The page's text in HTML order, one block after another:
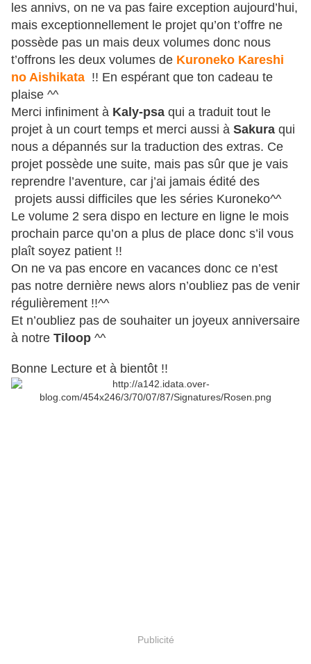
les annivs, on ne va pas faire exception aujourd’hui,
mais exceptionnellement le projet qu’on t’offre ne
possède pas un mais deux volumes donc nous
t’offrons les deux volumes de Kuroneko Kareshi
no Aishikata !! En espérant que ton cadeau te
plaise ^^
Merci infiniment à Kaly-psa qui a traduit tout le
projet à un court temps et merci aussi à Sakura qui
nous a dépannés sur la traduction des extras. Ce
projet possède une suite, mais pas sûr que je vais
reprendre l’aventure, car j’ai jamais édité des
projets aussi difficiles que les séries Kuroneko^^
Le volume 2 sera dispo en lecture en ligne le mois
prochain parce qu’on a plus de place donc s’il vous
plaît soyez patient !!
On ne va pas encore en vacances donc ce n’est
pas notre dernière news alors n’oubliez pas de venir
régulièrement !!^^
Et n’oubliez pas de souhaiter un joyeux anniversaire
à notre Tiloop ^^
Bonne Lecture et à bientôt !!
Publicité